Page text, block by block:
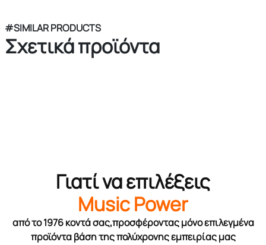
#SIMILAR PRODUCTS
Σχετικά προϊόντα
Γιατί να επιλέξεις
Music Power
από το 1976 κοντά σας,προσφέροντας μόνο επιλεγμένα
προϊόντα βάση της πολύχρονης εμπειρίας μας